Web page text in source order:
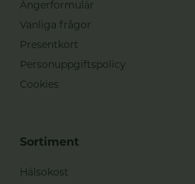
Ångerformulär
Vanliga frågor
Presentkort
Personuppgiftspolicy
Cookies
Sortiment
Hälsokost